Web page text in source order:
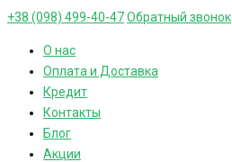
+38 (098) 499-40-47Обратный звонок
О нас
Оплата и Доставка
Кредит
Контакты
Блог
Акции